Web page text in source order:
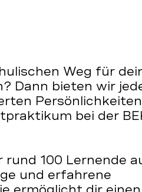
Weg für
Dann bieten wir
bei der
rund 100 Lernende
und erfahrene